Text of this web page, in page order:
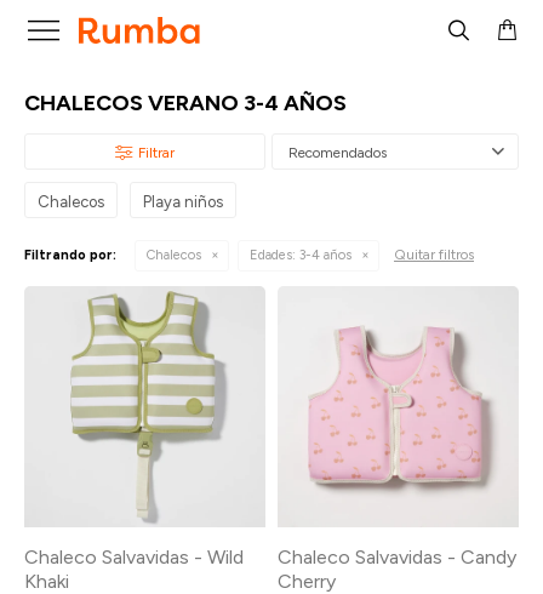

CHALECOS VERANO 3-4 AÑOS
Recomendados
Chalecos Playa niños
Filtrando por: Chalecos Edades: 3-4 años Quitar filtros
Chaleco Salvavidas - Wild
Khaki
Chaleco Salvavidas - Candy
Cherry